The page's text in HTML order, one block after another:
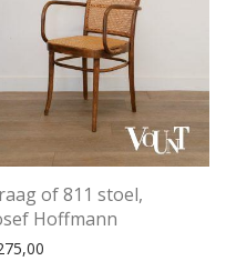
of 811 stoel,
Hoffmann